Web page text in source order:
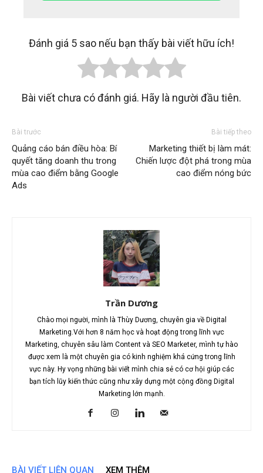
Đánh giá 5 sao nếu bạn thấy bài viết hữu ích!
Bài viết chưa có đánh giá. Hãy là người đầu tiên.
Bài trước
Quảng cáo bán điều hòa: Bí
quyết tăng doanh thu trong
mùa cao điểm bằng Google
Ads
Bài tiếp theo
Marketing thiết bị làm mát:
Chiến lược đột phá trong mùa
cao điểm nóng bức
Trần Dương
Chào mọi người, mình là Thùy Dương, chuyên gia về Digital
Marketing.Với hơn 8 năm học và hoạt động trong lĩnh vực
Marketing, chuyên sâu làm Content và SEO Marketer, mình tự hào
được xem là một chuyên gia có kinh nghiệm khá cứng trong lĩnh
vực này. Hy vọng những bài viết mình chia sẻ có cơ hội giúp các
bạn tích lũy kiến thức cũng như xây dựng một cộng đồng Digital
Marketing lớn mạnh.
BÀI VIẾT LIÊN QUAN XEM THÊM